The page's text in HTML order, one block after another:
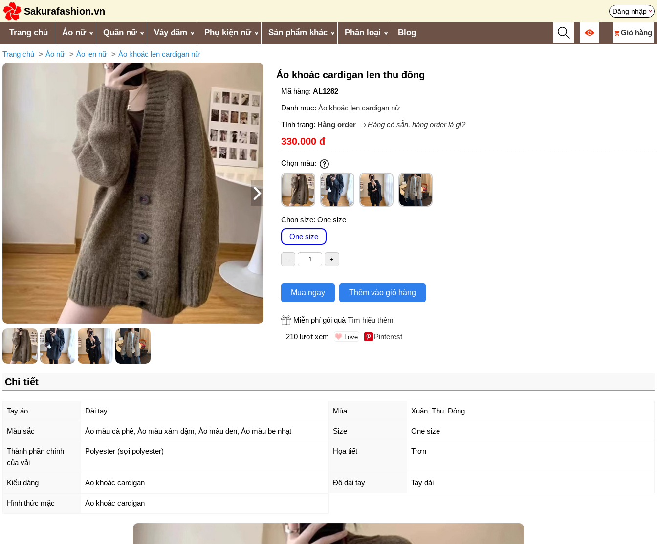
Sakurafashion.vn Đăng nhập
Trang chủ Áo nữ Quần nữ Váy đầm Phụ kiện nữ Sản phẩm khác Phân loại Blog Giỏ hàng
Trang chủ Áo nữ Áo len nữ Áo khoác len cardigan nữ
Áo khoác cardigan len thu đông
Mã hàng:AL1282
Danh mục:Áo khoác len cardigan nữ
Tình trạng: Hàng order Hàng có sẵn, hàng order là gì?
330.000 đ
Chọn màu:
Chọn size:One size
One size
Mua ngay Thêm vào giỏ hàng
Miễn phí gói quàTìm hiểu thêm
210 lượt xem
Pinterest
Chi tiết
Tay áo Dài tay Mùa Xuân, Thu, Đông
Màu sắc Áo màu cà phê, Áo màu xám đậm, Áo màu đen, Áo màu be nhạt Size One size
Thành phần chính
của vải
Polyester (sợi polyester) Họa tiết Trơn
Kiểu dáng Áo khoác cardigan Độ dài tay Tay dài
Hình thức mặc Áo khoác cardigan